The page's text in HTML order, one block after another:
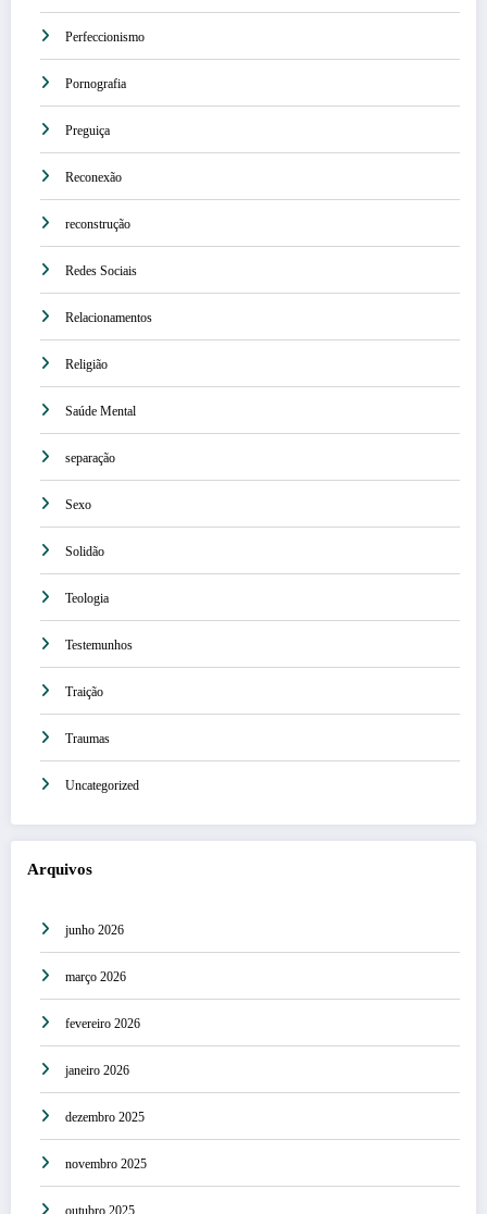
Perfeccionismo
Pornografia
Preguiça
Reconexão
reconstrução
Redes Sociais
Relacionamentos
Religião
Saúde Mental
separação
Sexo
Solidão
Teologia
Testemunhos
Traição
Traumas
Uncategorized
Arquivos
junho 2026
março 2026
fevereiro 2026
janeiro 2026
dezembro 2025
novembro 2025
outubro 2025